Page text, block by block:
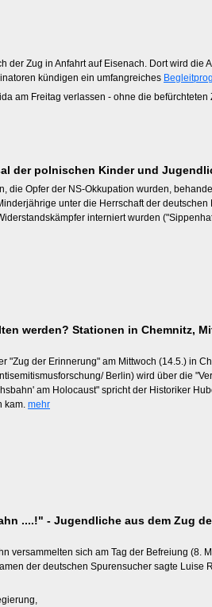
der Zug in Anfahrt auf Eisenach. Dort wird die
kündigen ein umfangreiches
am Freitag verlassen - ohne die befürchteten
der polnischen Kinder und
die Opfer der NS-Okkupation wurden,
unter die Herrschaft der
interniert wurden
werden? Stationen in Chemnitz,
"Zug der Erinnerung" am Mittwoch (14.5.) in
Berlin) wird über die
am Holocaust" spricht der Historiker
kam. mehr
....!" - Jugendliche aus dem Zug
versammelten sich am Tag der Befreiung (8.
der deutschen Spurensucher sagte